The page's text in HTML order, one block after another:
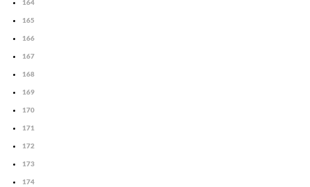
164
165
166
167
168
169
170
171
172
173
174